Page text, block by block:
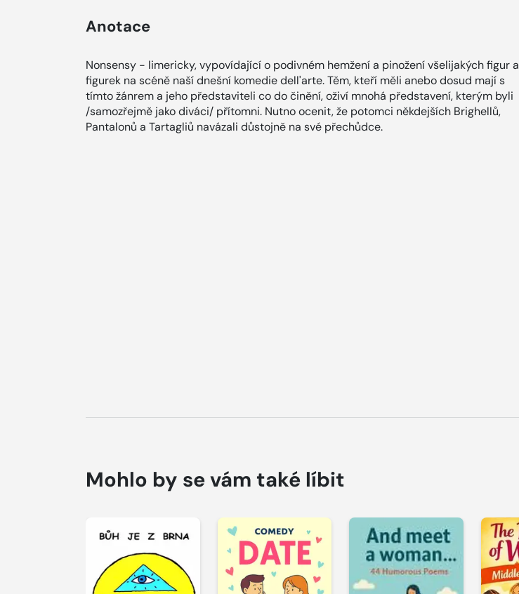
Anotace
Nonsensy - limericky, vypovídající o podivném hemžení a pinožení všelijakých figur a
figurek na scéně naší dnešní komedie dell'arte. Těm, kteří měli anebo dosud mají s
tímto žánrem a jeho představiteli co do činění, oživí mnohá představení, kterým byli
/samozřejmě jako diváci/ přítomni. Nutno ocenit, že potomci někdejších Brighellů,
Pantalonů a Tartagliů navázali důstojně na své přechůdce.
Mohlo by se vám také líbit